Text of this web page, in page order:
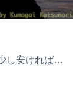
し安ければ…